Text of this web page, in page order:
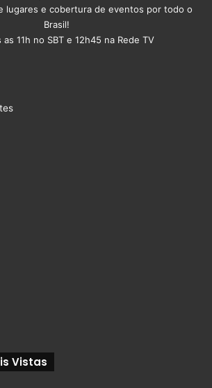
lugares e cobertura de eventos por todo o
Brasil!
as 11h no SBT e 12h45 na Rede TV
Vistas